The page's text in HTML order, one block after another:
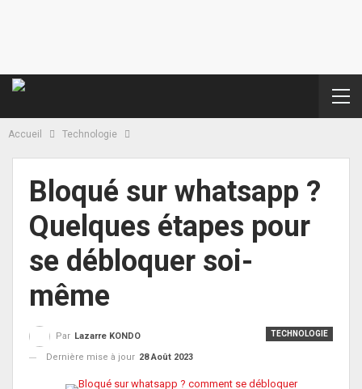
Accueil Technologie
Bloqué sur whatsapp ?
Quelques étapes pour
se débloquer soi-
même
TECHNOLOGIE
Par Lazarre KONDO
Dernière mise à jour 28 Août 2023